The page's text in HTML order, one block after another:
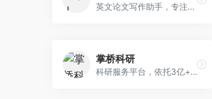
英文论文写作助手，专注于学术英语润色。面向需要发表国际期刊的研究者，提供语法检查、学术表达优化、格式规范等服务，英语表达地道专业。
掌桥科研
科研服务平台，依托3亿+真实文献数据库。面向学术研究者和学生，提供文献检索、论文写作、科研数据分析等服务，文献资源丰富，学术支持专业。